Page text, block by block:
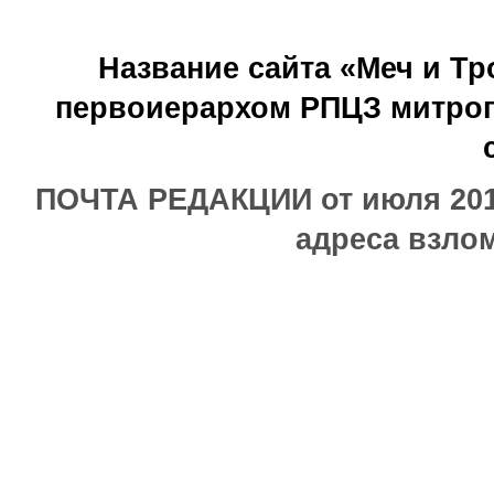
Название сайта «Меч и
первоиерархом РПЦЗ
ПОЧТА РЕДАКЦИИ от июля
адреса